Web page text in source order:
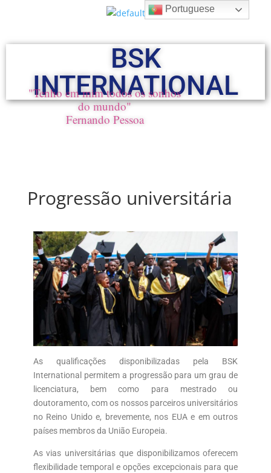
BSK
INTERNATIONAL
"Tenho em mim todos os sonhos
do mundo"
Fernando Pessoa
Progressão universitária
As qualificações disponibilizadas pela BSK
International permitem a progressão para um grau de
licenciatura, bem como para mestrado ou
doutoramento, com os nossos parceiros universitários
no Reino Unido e, brevemente, nos EUA e em outros
países membros da União Europeia.
As vias universitárias que disponibilizamos oferecem
flexibilidade temporal e opções excepcionais para que
Portuguese